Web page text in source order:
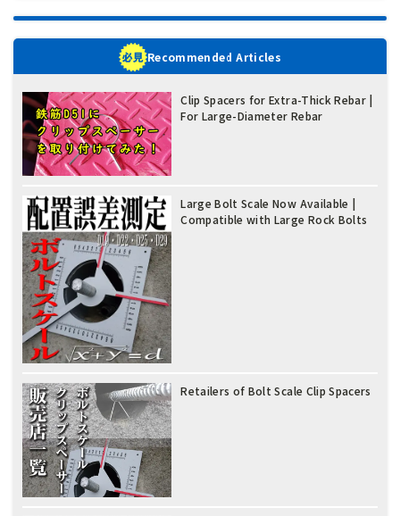
Recommended Articles
Clip Spacers for Extra-Thick Rebar |
For Large-Diameter Rebar
Large Bolt Scale Now Available |
Compatible with Large Rock Bolts
Retailers of Bolt Scale Clip Spacers